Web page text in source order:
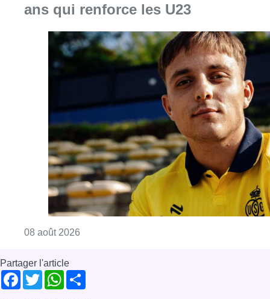
ans qui renforce les U23
08 août 2026
Partager l'article
Facebook
TwitterWhatsApp